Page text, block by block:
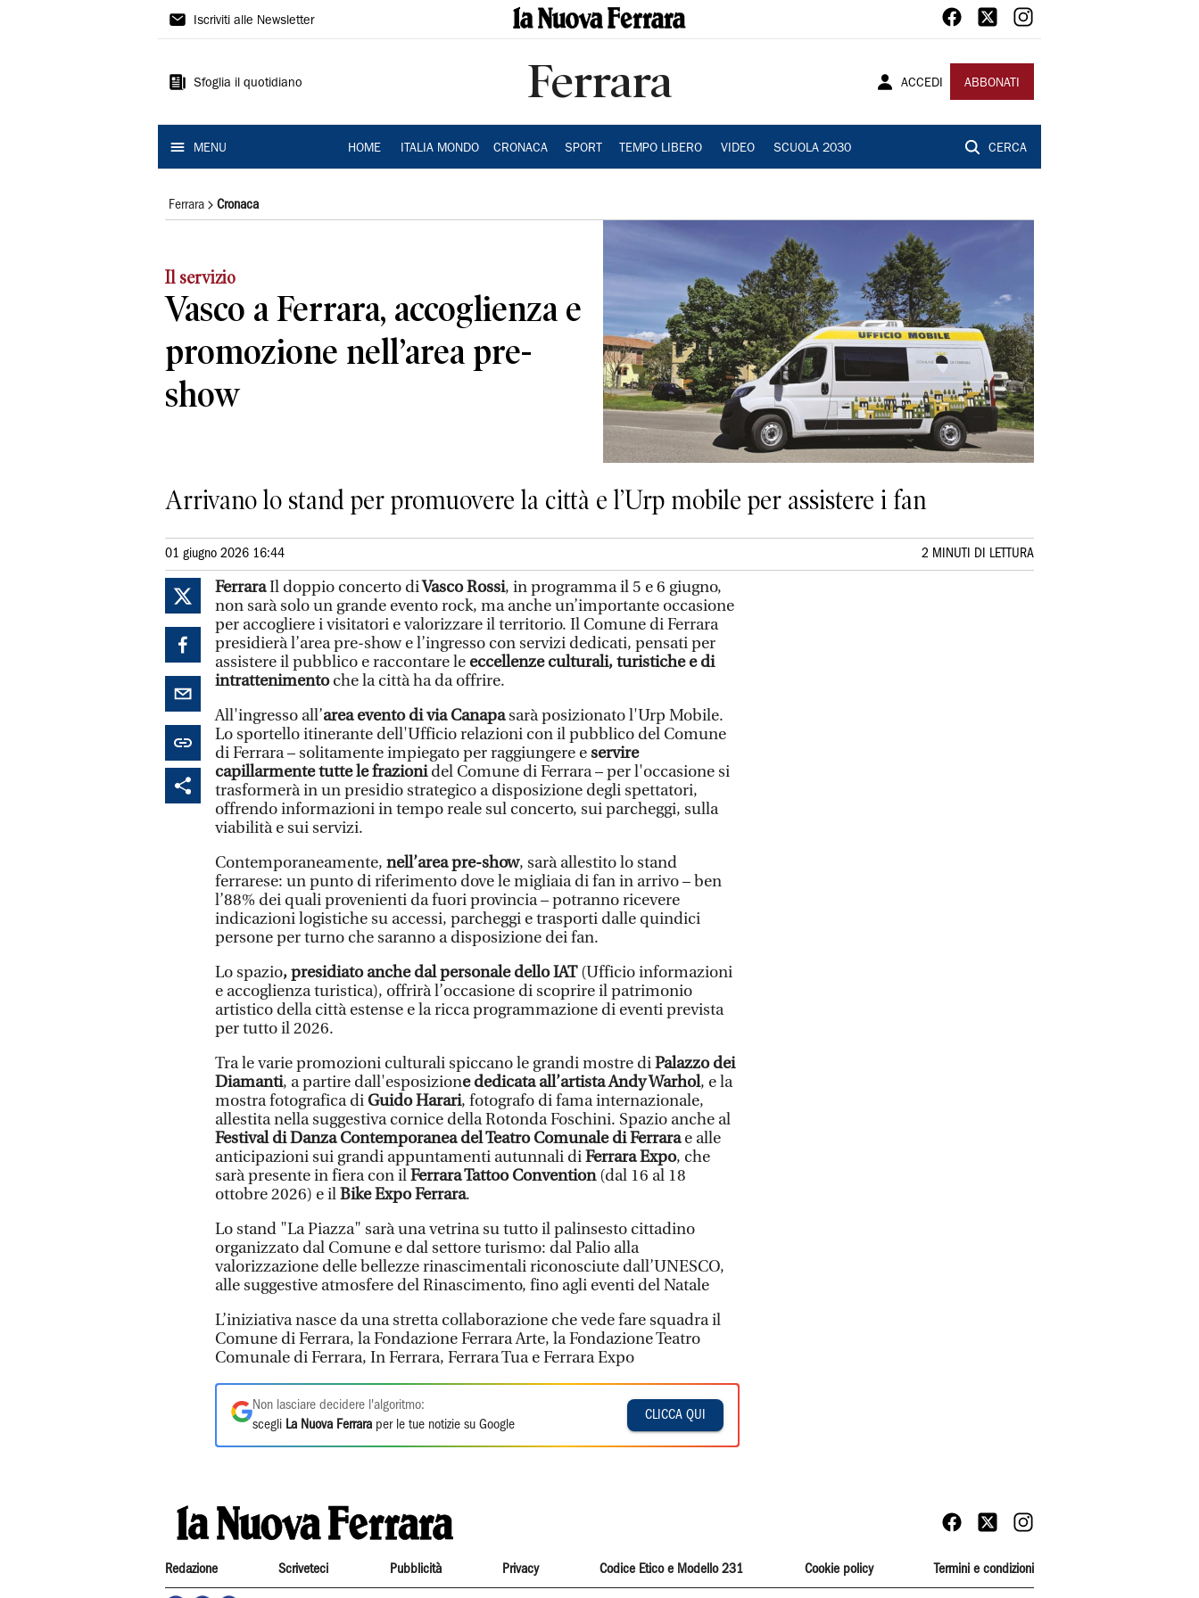
La
Ferrara
Iscriviti alle Newsletter
Sfoglia il quotidiano Ferrara ACCEDI ABBONATI
MENU HOME ITALIA MONDO CRONACA SPORT TEMPO LIBERO VIDEO SCUOLA 2030 CERCA
Ferrara Cronaca
Il servizio
Vasco a Ferrara, accoglienza e
promozione nell’area pre-
show
Arrivano lo stand per promuovere la città e l’Urp mobile per assistere i fan
01 giugno 2026 16:44 2 MINUTI DI LETTURA
FerraraIl doppio concerto diVasco Rossi, in programma il 5 e 6 giugno,
non sarà solo un grande evento rock, ma anche un’importante occasione
per accogliere i visitatori e valorizzare il territorio. Il Comune di Ferrara
presidierà l’area pre-show e l’ingresso con servizi dedicati, pensati per
assistere il pubblico e raccontare le eccellenze culturali, turistiche e di
intrattenimentoche la città ha da offrire.
All'ingresso all’area evento di via Canapasarà posizionato l'Urp Mobile.
Lo sportello itinerante dell'Ufficio relazioni con il pubblico del Comune
di Ferrara – solitamente impiegato per raggiungere eservire
capillarmente tutte le frazionidel Comune di Ferrara – per l'occasione si
trasformerà in un presidio strategico a disposizione degli spettatori,
offrendo informazioni in tempo reale sul concerto, sui parcheggi, sulla
viabilità e sui servizi.
Contemporaneamente, nell’area pre-show, sarà allestito lo stand
ferrarese: un punto di riferimento dove le migliaia di fan in arrivo – ben
l’88% dei quali provenienti da fuori provincia – potranno ricevere
indicazioni logistiche su accessi, parcheggi e trasporti dalle quindici
persone per turno che saranno a disposizione dei fan.
Lo spazio, presidiato anche dal personale dello IAT(Ufficio informazioni
e accoglienza turistica), offrirà l’occasione di scoprire il patrimonio
artistico della città estense e la ricca programmazione di eventi prevista
per tutto il 2026.
Tra le varie promozioni culturali spiccano le grandi mostre diPalazzo dei
Diamanti, a partire dall'esposizione dedicata all’artista Andy Warhol, e la
mostra fotografica diGuido Harari, fotografo di fama internazionale,
allestita nella suggestiva cornice della Rotonda Foschini. Spazio anche al
Festival di Danza Contemporanea del Teatro Comunale di Ferrarae alle
anticipazioni sui grandi appuntamenti autunnali diFerrara Expo, che
sarà presente in fiera con ilFerrara Tattoo Convention(dal 16 al 18
ottobre 2026) e ilBike Expo Ferrara.
Lo stand "La Piazza" sarà una vetrina su tutto il palinsesto cittadino
organizzato dal Comune e dal settore turismo: dal Palio alla
valorizzazione delle bellezze rinascimentali riconosciute dall’UNESCO,
alle suggestive atmosfere del Rinascimento, fino agli eventi del Natale
L’iniziativa nasce da una stretta collaborazione che vede fare squadra il
Comune di Ferrara, la Fondazione Ferrara Arte, la Fondazione Teatro
Comunale di Ferrara, In Ferrara, Ferrara Tua e Ferrara Expo
Non lasciare decidere l'algoritmo:
scegli La Nuova Ferrara per le tue notizie su Google
CLICCA QUI
Redazione Scriveteci Pubblicità Privacy Codice Etico e Modello 231 Cookie policy Termini e condizioni